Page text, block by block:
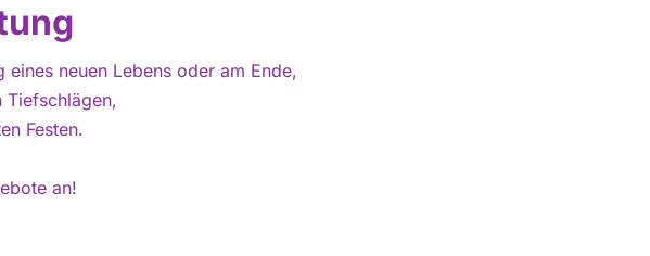
neuen Lebens oder am Ende,
Tiefschlägen,
Festen.
an!